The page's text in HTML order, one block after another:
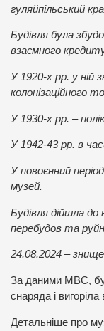
гуляйпільський
Будівля була
взаємного
У 1920-х рр. у ній
колонізаційного
У 1930-х рр. –
У 1942-43 рр. в
У повоєнний
музей.
Будівля дійшла до
перебудов та
24.08.2024 –
За даними МВС,
снаряда і вигоріла
Детальніше про